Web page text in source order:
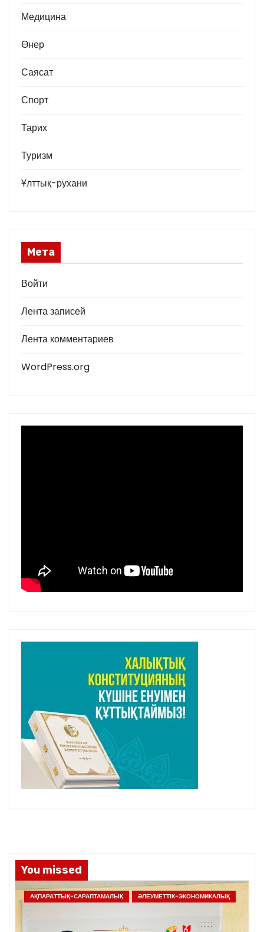
Медицина
Өнер
Саясат
Спорт
Тарих
Туризм
Ұлттық-рухани
Мета
Войти
Лента записей
Лента комментариев
WordPress.org
You missed
АҚПАРАТТЫҚ-САРАПТАМАЛЫҚ ӘЛЕУМЕТТІК-ЭКОНОМИКАЛЫҚ